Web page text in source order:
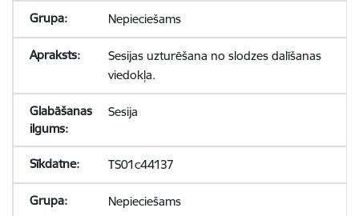
Nepieciešams
Sesijas uzturēšana no slodzes dalīšanas
viedokļa.
Sesija
TS01c44137
Nepieciešams